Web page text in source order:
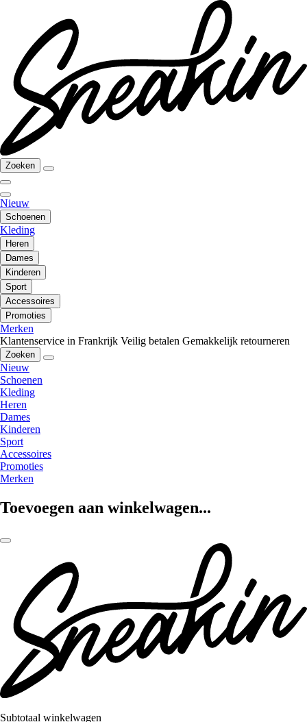
Zoeken
Nieuw
Schoenen
Kleding
Heren
Dames
Kinderen
Sport
Accessoires
Promoties
Merken
Klantenservice in Frankrijk Veilig betalen Gemakkelijk retourneren
Zoeken
Nieuw
Schoenen
Kleding
Heren
Dames
Kinderen
Sport
Accessoires
Promoties
Merken
Toevoegen aan winkelwagen...
Subtotaal winkelwagen